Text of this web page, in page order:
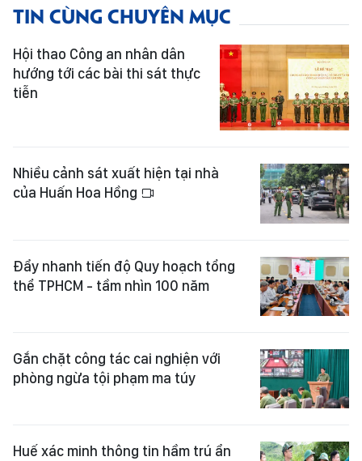
TIN CÙNG CHUYÊN MỤC
Hội thao Công an nhân dân
hướng tới các bài thi sát thực
tiễn
Nhiều cảnh sát xuất hiện tại nhà
của Huấn Hoa Hồng
Đẩy nhanh tiến độ Quy hoạch tổng
thể TPHCM - tầm nhìn 100 năm
Gắn chặt công tác cai nghiện với
phòng ngừa tội phạm ma túy
Huế xác minh thông tin hầm trú ẩn